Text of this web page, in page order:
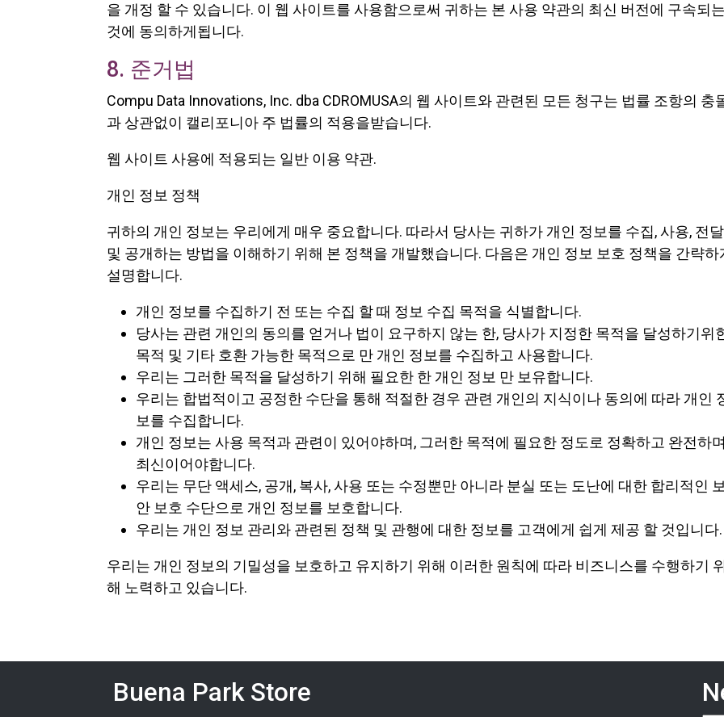
을 개정 할 수 있습니다. 이 웹 사이트를 사용함으로써 귀하는 본 사용 약관의 최신 버전에 구속되는
것에 동의하게됩니다.
8. 준거법
Compu Data Innovations, Inc. dba CDROMUSA의 웹 사이트와 관련된 모든 청구는 법률 조항의 충
과 상관없이 캘리포니아 주 법률의 적용을받습니다.
웹 사이트 사용에 적용되는 일반 이용 약관.
개인 정보 정책
귀하의 개인 정보는 우리에게 매우 중요합니다. 따라서 당사는 귀하가 개인 정보를 수집, 사용, 전달
및 공개하는 방법을 이해하기 위해 본 정책을 개발했습니다. 다음은 개인 정보 보호 정책을 간략하
설명합니다.
개인 정보를 수집하기 전 또는 수집 할 때 정보 수집 목적을 식별합니다.
당사는 관련 개인의 동의를 얻거나 법이 요구하지 않는 한, 당사가 지정한 목적을 달성하기위
목적 및 기타 호환 가능한 목적으로 만 개인 정보를 수집하고 사용합니다.
우리는 그러한 목적을 달성하기 위해 필요한 한 개인 정보 만 보유합니다.
우리는 합법적이고 공정한 수단을 통해 적절한 경우 관련 개인의 지식이나 동의에 따라 개인
보를 수집합니다.
개인 정보는 사용 목적과 관련이 있어야하며, 그러한 목적에 필요한 정도로 정확하고 완전하며
최신이어야합니다.
우리는 무단 액세스, 공개, 복사, 사용 또는 수정뿐만 아니라 분실 또는 도난에 대한 합리적인 보
안 보호 수단으로 개인 정보를 보호합니다.
우리는 개인 정보 관리와 관련된 정책 및 관행에 대한 정보를 고객에게 쉽게 제공 할 것입니다.
우리는 개인 정보의 기밀성을 보호하고 유지하기 위해 이러한 원칙에 따라 비즈니스를 수행하기 위
해 노력하고 있습니다.
Buena Park Store